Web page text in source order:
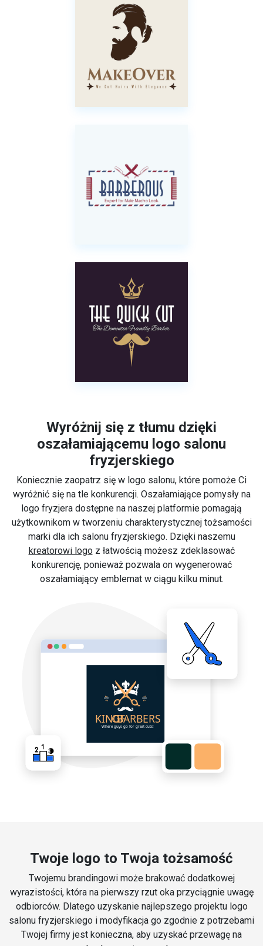
Wyróżnij się z tłumu dzięki
oszałamiającemu logo salonu
fryzjerskiego
Koniecznie zaopatrz się w logo salonu, które pomoże Ci
wyróżnić się na tle konkurencji. Oszałamiające pomysły na
logo fryzjera dostępne na naszej platformie pomagają
użytkownikom w tworzeniu charakterystycznej tożsamości
marki dla ich salonu fryzjerskiego. Dzięki naszemu
kreatorowi logoz łatwością możesz zdeklasować
konkurencję, ponieważ pozwala on wygenerować
oszałamiający emblemat w ciągu kilku minut.
Twoje logo to Twoja tożsamość
Twojemu brandingowi może brakować dodatkowej
wyrazistości, która na pierwszy rzut oka przyciągnie uwagę
odbiorców. Dlatego uzyskanie najlepszego projektu logo
salonu fryzjerskiego i modyfikacja go zgodnie z potrzebami
Twojej firmy jest konieczna, aby uzyskać przewagę na